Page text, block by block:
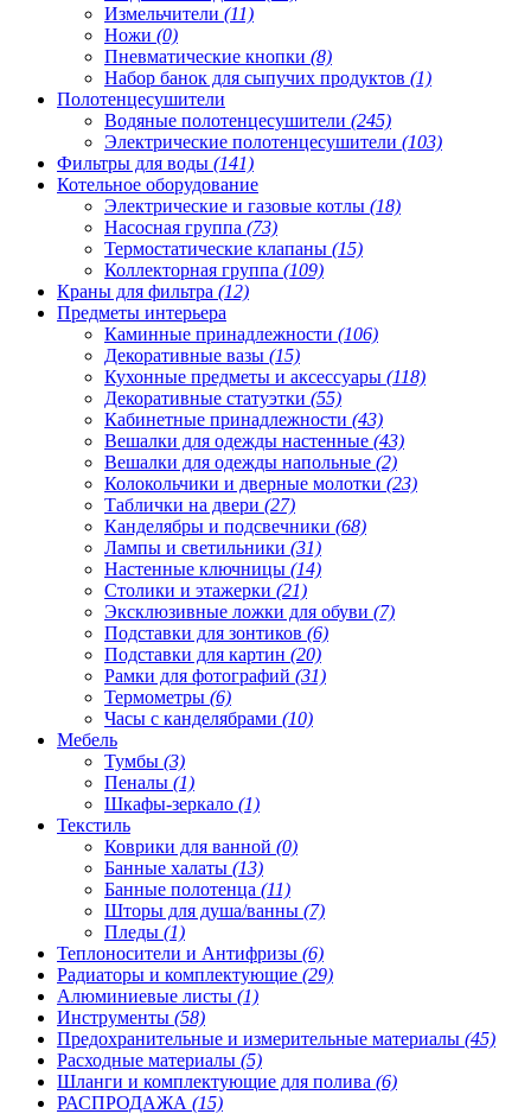
Измельчители (11)
Ножи (0)
Пневматические кнопки (8)
Набор банок для сыпучих продуктов (1)
Полотенцесушители
Водяные полотенцесушители (245)
Электрические полотенцесушители (103)
Фильтры для воды (141)
Котельное оборудование
Электрические и газовые котлы (18)
Насосная группа (73)
Термостатические клапаны (15)
Коллекторная группа (109)
Краны для фильтра (12)
Предметы интерьера
Каминные принадлежности (106)
Декоративные вазы (15)
Кухонные предметы и аксессуары (118)
Декоративные статуэтки (55)
Кабинетные принадлежности (43)
Вешалки для одежды настенные (43)
Вешалки для одежды напольные (2)
Колокольчики и дверные молотки (23)
Таблички на двери (27)
Канделябры и подсвечники (68)
Лампы и светильники (31)
Настенные ключницы (14)
Столики и этажерки (21)
Эксклюзивные ложки для обуви (7)
Подставки для зонтиков (6)
Подставки для картин (20)
Рамки для фотографий (31)
Термометры (6)
Часы с канделябрами (10)
Мебель
Тумбы (3)
Пеналы (1)
Шкафы-зеркало (1)
Текстиль
Коврики для ванной (0)
Банные халаты (13)
Банные полотенца (11)
Шторы для душа/ванны (7)
Пледы (1)
Теплоносители и Антифризы (6)
Радиаторы и комплектующие (29)
Алюминиевые листы (1)
Инструменты (58)
Предохранительные и измерительные материалы (45)
Расходные материалы (5)
Шланги и комплектующие для полива (6)
РАСПРОДАЖА (15)